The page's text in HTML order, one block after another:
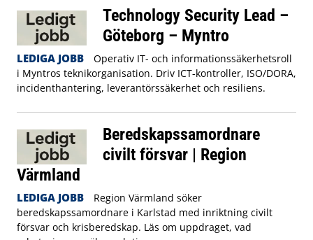
Technology Security Lead –
Göteborg – Myntro
LEDIGA JOBB
Operativ IT- och informationssäkerhetsroll
i Myntros teknikorganisation. Driv ICT-kontroller, ISO/DORA,
incidenthantering, leverantörssäkerhet och resiliens.
Beredskapssamordnare
civilt försvar | Region
Värmland
LEDIGA JOBB
Region Värmland söker
beredskapssamordnare i Karlstad med inriktning civilt
försvar och krisberedskap. Läs om uppdraget, vad